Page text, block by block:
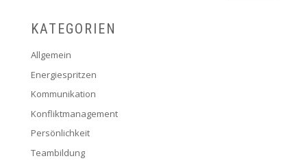
KATEGORIEN
Allgemein
Energiespritzen
Kommunikation
Konfliktmanagement
Persönlichkeit
Teambildung